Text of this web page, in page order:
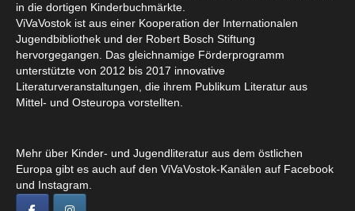
in die dortigen Kinderbuchmärkte.
ViVaVostok ist aus einer Kooperation der Internationalen
Jugendbibliothek und der Robert Bosch Stiftung
hervorgegangen. Das gleichnamige Förderprogramm
unterstützte von 2012 bis 2017 innovative
Literaturveranstaltungen, die ihrem Publikum Literatur aus
Mittel- und Osteuropa vorstellten.
Mehr über Kinder- und Jugendliteratur aus dem östlichen
Europa gibt es auch auf den ViVaVostok-Kanälen auf Facebook
und Instagram.